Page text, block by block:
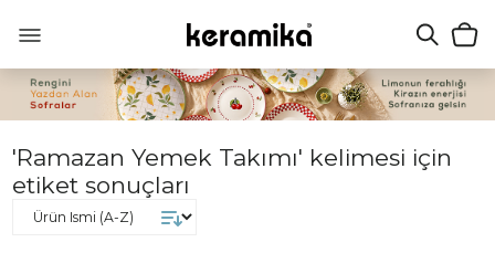
'Ramazan Yemek Takımı' kelimesi için
etiket sonuçları